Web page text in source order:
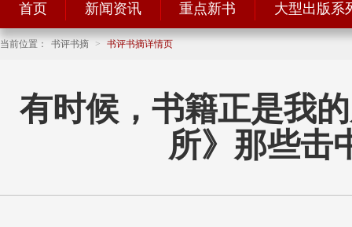
首页 新闻资讯 重点新书 大型出版系
当前位置： 书评书摘 > 书评书摘详情页
有时候，书籍正是我
所》那些击